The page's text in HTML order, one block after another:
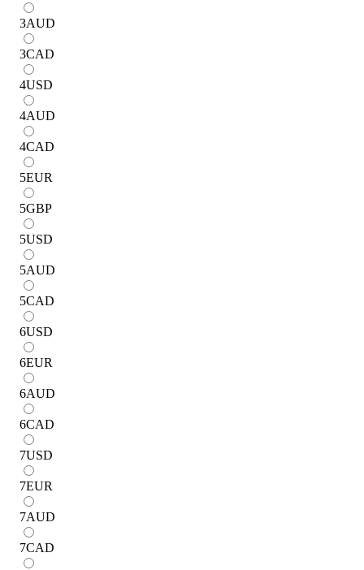
3AUD
3CAD
4USD
4AUD
4CAD
5EUR
5GBP
5USD
5AUD
5CAD
6USD
6EUR
6AUD
6CAD
7USD
7EUR
7AUD
7CAD